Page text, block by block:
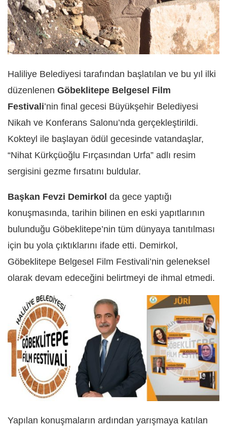
Haliliye Belediyesi tarafından başlatılan ve bu yıl ilki
düzenlenen Göbeklitepe Belgesel Film
Festivali’nin final gecesi Büyükşehir Belediyesi
Nikah ve Konferans Salonu’nda gerçekleştirildi.
Kokteyl ile başlayan ödül gecesinde vatandaşlar,
“Nihat Kürkçüoğlu Fırçasından Urfa” adlı resim
sergisini gezme fırsatını buldular.
Başkan Fevzi Demirkol da gece yaptığı
konuşmasında, tarihin bilinen en eski yapıtlarının
bulunduğu Göbeklitepe’nin tüm dünyaya tanıtılması
için bu yola çıktıklarını ifade etti. Demirkol,
Göbeklitepe Belgesel Film Festivali’nin geleneksel
olarak devam edeceğini belirtmeyi de ihmal etmedi.
Yapılan konuşmaların ardından yarışmaya katılan